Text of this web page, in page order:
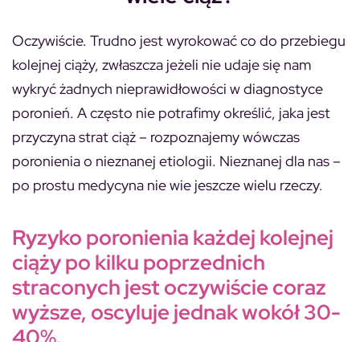
Oczywiście. Trudno jest wyrokować co do przebiegu
kolejnej ciąży, zwłaszcza jeżeli nie udaje się nam
wykryć żadnych nieprawidłowości w diagnostyce
poronień. A często nie potrafimy określić, jaka jest
przyczyna strat ciąż – rozpoznajemy wówczas
poronienia o nieznanej etiologii. Nieznanej dla nas –
po prostu medycyna nie wie jeszcze wielu rzeczy.
Ryzyko poronienia każdej kolejnej
ciąży po kilku poprzednich
straconych jest oczywiście coraz
wyższe, oscyluje jednak wokół 30-